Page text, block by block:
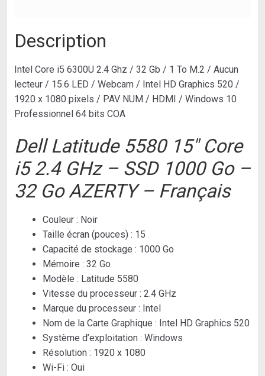
Français.
PC
D’OCCASION-
Description
Intel Core i5 6300U 2.4 Ghz / 32 Gb / 1 To M.2 / Aucun
lecteur / 15.6 LED / Webcam / Intel HD Graphics 520 /
1920 x 1080 pixels / PAV NUM / HDMI / Windows 10
Professionnel 64 bits COA
Dell Latitude 5580 15″ Core
i5 2.4 GHz – SSD 1000 Go –
32 Go AZERTY – Français
Couleur : Noir
Taille écran (pouces) : 15
Capacité de stockage : 1000 Go
Mémoire : 32 Go
Modèle : Latitude 5580
Vitesse du processeur : 2.4 GHz
Marque du processeur : Intel
Nom de la Carte Graphique : Intel HD Graphics 520
Système d’exploitation : Windows
Résolution : 1920 x 1080
Wi-Fi : Oui